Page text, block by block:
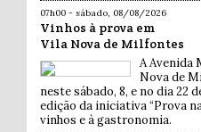
07h00 - sábado, 08/08/2026
Vinhos à prova em
Vila Nova de Milfontes
A Avenida
Nova de
neste sábado, 8, e no dia 22
edição da iniciativa “Prova
vinhos e à gastronomia.